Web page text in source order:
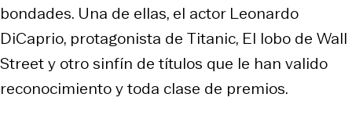
bondades. Una de ellas, el actor Leonardo
DiCaprio, protagonista de Titanic, El lobo de Wall
Streety otro sinfín de títulos que le han valido
reconocimiento y toda clase de premios.